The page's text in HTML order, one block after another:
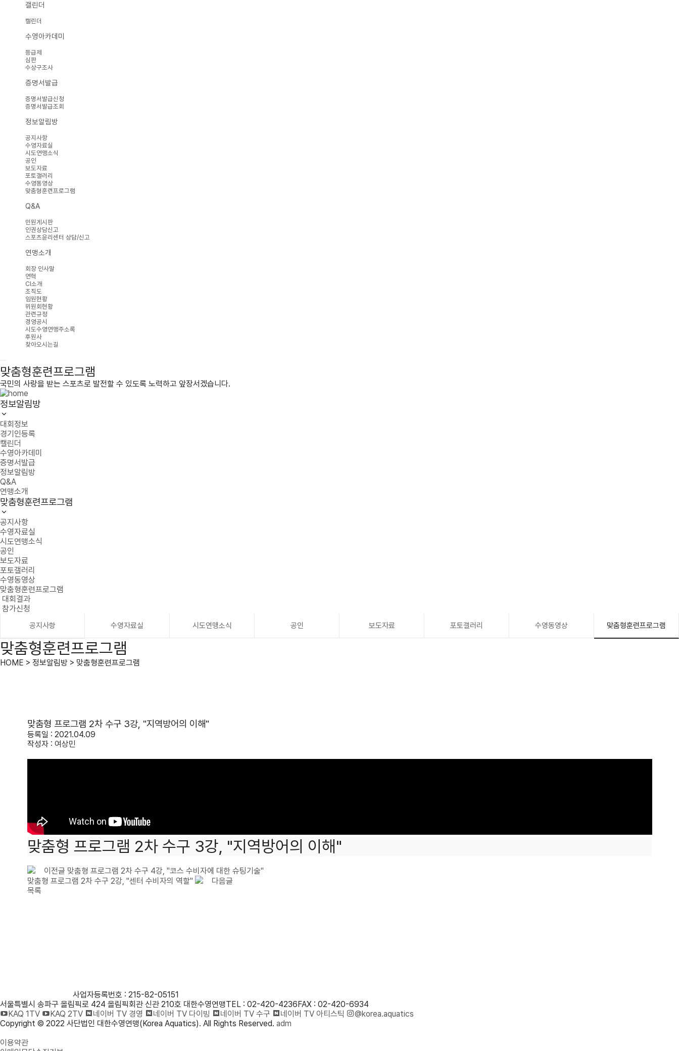
캘린더
캘린더
수영아카데미
등급제
심판
수상구조사
증명서발급
증명서발급신청
증명서발급조회
정보알림방
공지사항
수영자료실
시도연맹소식
공인
보도자료
포토갤러리
수영동영상
맞춤형훈련프로그램
Q&A
민원게시판
인권상담신고
스포츠윤리센터 상담/신고
연맹소개
회장 인사말
연혁
CI소개
조직도
임원현황
위원회현황
관련규정
경영공시
시도수영연맹주소록
후원사
찾아오시는길
맞춤형훈련프로그램
국민의 사랑을 받는 스포츠로 발전할 수 있도록 노력하고 앞장서겠습니다.
정보알림방
대회정보
경기인등록
캘린더
수영아카데미
증명서발급
정보알림방
Q&A
연맹소개
맞춤형훈련프로그램
공지사항
수영자료실
시도연맹소식
공인
보도자료
포토갤러리
수영동영상
맞춤형훈련프로그램
대회결과
참가신청
공지사항 수영자료실 시도연맹소식 공인 보도자료 포토갤러리 수영동영상 맞춤형훈련프로그램
맞춤형훈련프로그램
HOME > 정보알림방 > 맞춤형훈련프로그램
맞춤형 프로그램 2차 수구 3강, "지역방어의 이해"
등록일 : 2021.04.09
작성자 : 여상민
맞춤형 프로그램 2차 수구 3강, "지역방어의 이해"
이전글 맞춤형 프로그램 2차 수구 4강, "코스 수비자에 대한 슈팅기술"
맞춤형 프로그램 2차 수구 2강, "센터 수비자의 역할"
다음글
목록
사업자등록번호 : 215-82-05151
서울특별시 송파구 올림픽로 424 올림픽회관 신관 210호 대한수영연맹TEL : 02-420-4236FAX : 02-420-6934
KAQ 1TV
KAQ 2TV 네이버 TV 경영 네이버 TV 다이빙 네이버 TV 수구 네이버 TV 아티스틱
@korea.aquatics
Copyright © 2022 사단법인 대한수영연맹(Korea Aquatics). All Rights Reserved. adm
이용약관